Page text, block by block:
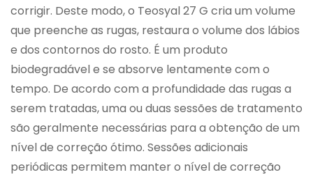
corrigir. Deste modo, o Teosyal 27 G cria um volume
que preenche as rugas, restaura o volume dos lábios
e dos contornos do rosto. É um produto
biodegradável e se absorve lentamente com o
tempo. De acordo com a profundidade das rugas a
serem tratadas, uma ou duas sessões de tratamento
são geralmente necessárias para a obtenção de um
nível de correção ótimo. Sessões adicionais
periódicas permitem manter o nível de correção